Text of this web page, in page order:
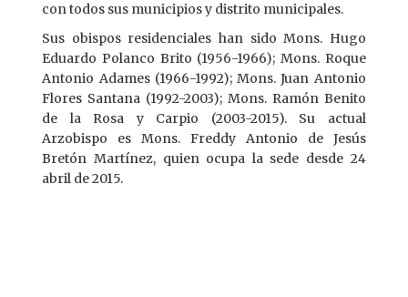
con todos sus municipios y distrito municipales.
Sus obispos residenciales han sido Mons. Hugo
Eduardo Polanco Brito (1956-1966); Mons. Roque
Antonio Adames (1966-1992); Mons. Juan Antonio
Flores Santana (1992-2003); Mons. Ramón Benito
de la Rosa y Carpio (2003-2015). Su actual
Arzobispo es Mons. Freddy Antonio de Jesús
Bretón Martínez, quien ocupa la sede desde 24
abril de 2015.